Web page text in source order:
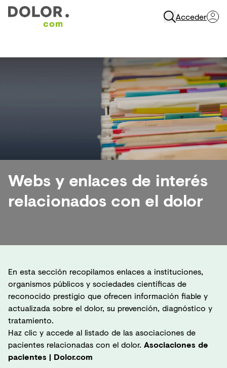
Acceder
Webs y enlaces de interés
relacionados con el dolor
En esta sección recopilamos enlaces a instituciones,
organismos públicos y sociedades científicas de
reconocido prestigio que ofrecen información fiable y
actualizada sobre el dolor, su prevención, diagnóstico y
tratamiento.
Haz clic y accede al listado de las asociaciones de
pacientes relacionadas con el dolor. Asociaciones de
pacientes | Dolor.com